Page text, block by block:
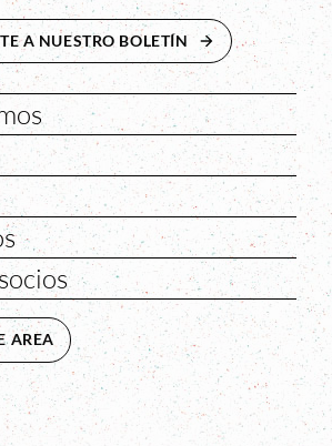
A NUESTRO BOLETÍN ABRE EN NUEVA
AREA